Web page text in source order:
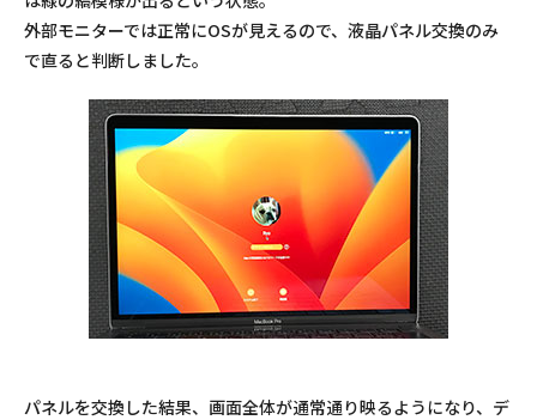
外部モニターでは正常にOSが見えるので、液晶パネル交換のみ
で直ると判断しました。
パネルを交換した結果、画面全体が通常通り映るようになり、デ